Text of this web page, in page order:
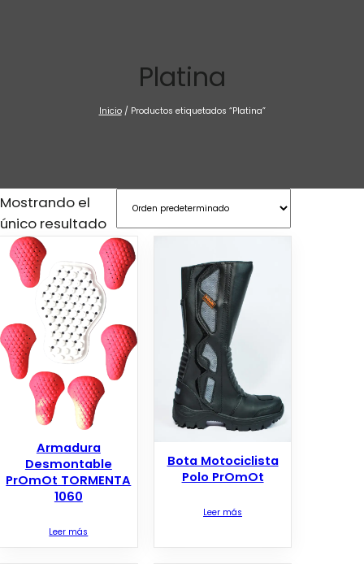
Platina
Inicio/ Productos etiquetados “Platina”
Mostrando el
único resultado
Armadura
Desmontable
PrOmOt TORMENTA
1060
Leer más
Bota Motociclista
Polo PrOmOt
Leer más